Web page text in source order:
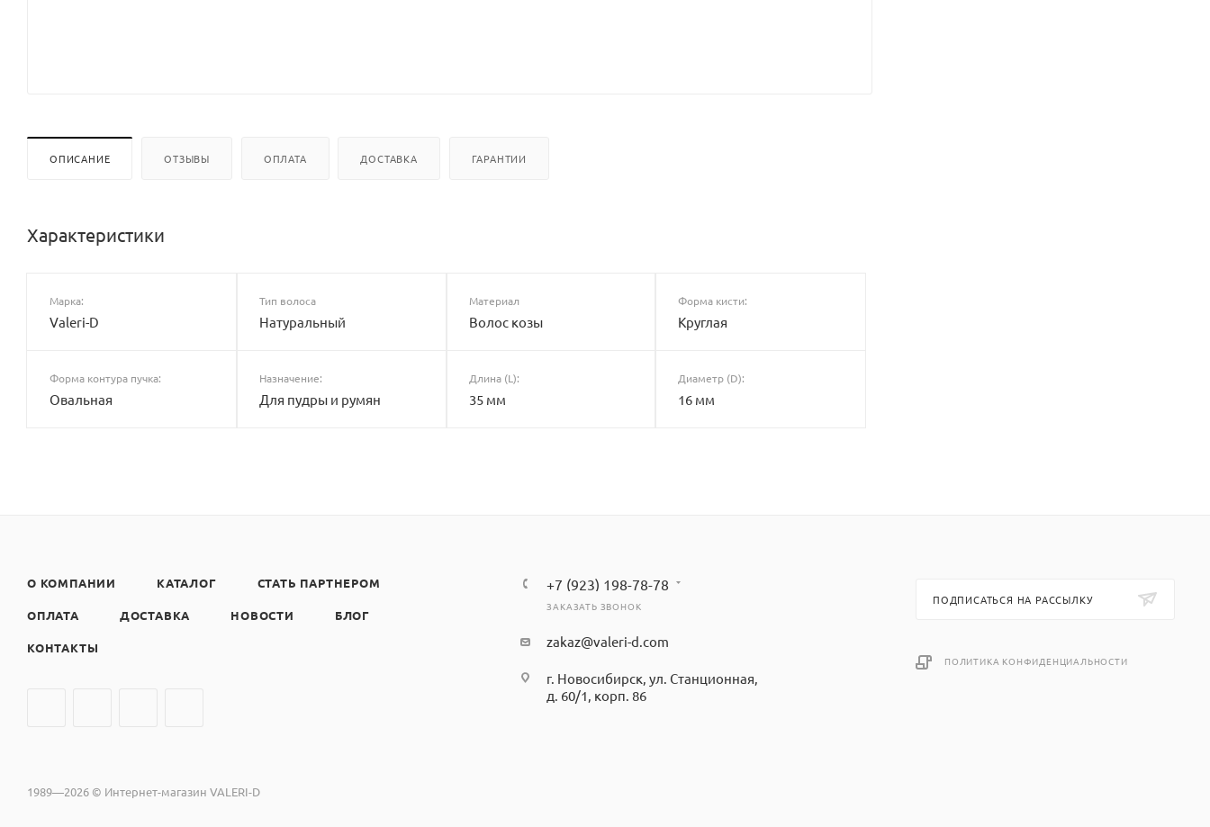
ОПИСАНИЕ ОТЗЫВЫ ОПЛАТА ДОСТАВКА ГАРАНТИИ
Характеристики
Марка:
Valeri-D
Тип волоса
Натуральный
Материал
Волос козы
Форма кисти:
Круглая
Форма контура пучка:
Овальная
Назначение:
Для пудры и румян
Длина (L):
35 мм
Диаметр (D):
16 мм
О КОМПАНИИ КАТАЛОГ СТАТЬ ПАРТНЕРОМ
ОПЛАТА ДОСТАВКА НОВОСТИ БЛОГ
КОНТАКТЫ
+7 (923) 198-78-78
ЗАКАЗАТЬ ЗВОНОК
zakaz@valeri-d.com
г. Новосибирск, ул. Станционная,
д. 60/1, корп. 86
ПОДПИСАТЬСЯ НА РАССЫЛКУ
ПОЛИТИКА КОНФИДЕНЦИАЛЬНОСТИ
1989—2026 © Интернет-магазин VALERI-D